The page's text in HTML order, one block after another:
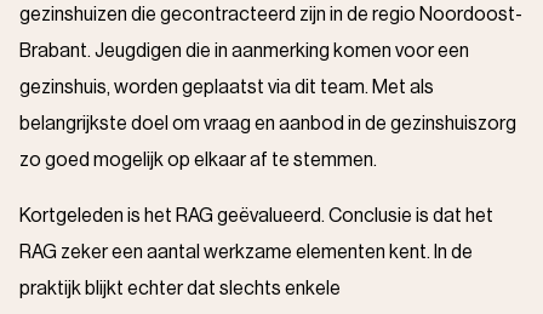
gezinshuizen die gecontracteerd zijn in de regio Noordoost-
Brabant. Jeugdigen die in aanmerking komen voor een
gezinshuis, worden geplaatst via dit team. Met als
belangrijkste doel om vraag en aanbod in de gezinshuiszorg
zo goed mogelijk op elkaar af te stemmen.
Kortgeleden is het RAG geëvalueerd. Conclusie is dat het
RAG zeker een aantal werkzame elementen kent. In de
praktijk blijkt echter dat slechts enkele